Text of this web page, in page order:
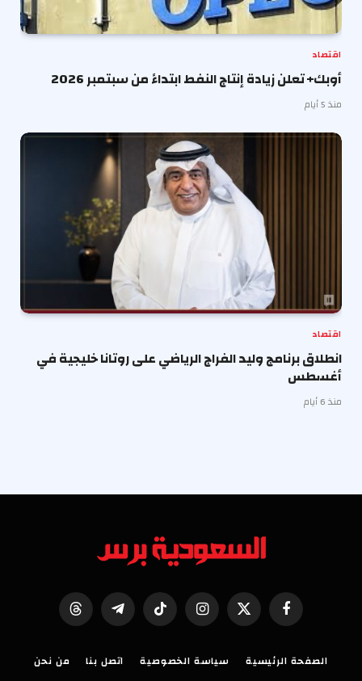
اقتصاد
أوبك+ تعلن زيادة إنتاج النفط ابتداءً من سبتمبر 2026
منذ 5 أيام
اقتصاد
انطلاق برنامج وليد الفراج الرياضي على روتانا خليجية في
أغسطس
منذ 6 أيام
فيسبوكX
(Twitter)
الانستغرامتيكتوك تيلقرام Threads
الصفحة الرئيسية سياسة الخصوصية اتصل بنا من نحن